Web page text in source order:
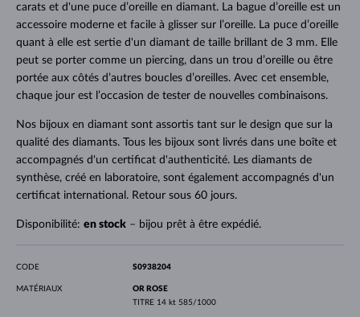
carats et d'une puce d’oreille en diamant. La bague d’oreille est un
accessoire moderne et facile à glisser sur l’oreille. La puce d’oreille
quant à elle est sertie d'un diamant de taille brillant de 3 mm. Elle
peut se porter comme un piercing, dans un trou d’oreille ou être
portée aux côtés d’autres boucles d’oreilles. Avec cet ensemble,
chaque jour est l’occasion de tester de nouvelles combinaisons.
Nos bijoux en diamant sont assortis tant sur le design que sur la
qualité des diamants. Tous les bijoux sont livrés dans une boîte et
accompagnés d'un certificat d'authenticité. Les diamants de
synthèse, créé en laboratoire, sont également accompagnés d'un
certificat international. Retour sous 60 jours.
Disponibilité: en stock– bijou prêt à être expédié.
CODE S0938204
MATÉRIAUX
OR ROSE
TITRE 14 kt 585/1000